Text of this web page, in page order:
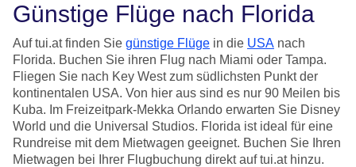
Günstige Flüge nach Florida
Auf tui.at finden Sie günstige Flüge in die USA nach
Florida. Buchen Sie ihren Flug nach Miami oder Tampa.
Fliegen Sie nach Key West zum südlichsten Punkt der
kontinentalen USA. Von hier aus sind es nur 90 Meilen bis
Kuba. Im Freizeitpark-Mekka Orlando erwarten Sie Disney
World und die Universal Studios. Florida ist ideal für eine
Rundreise mit dem Mietwagen geeignet. Buchen Sie Ihren
Mietwagen bei Ihrer Flugbuchung direkt auf tui.at hinzu.